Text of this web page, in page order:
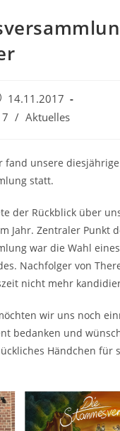
14.11.2017
/ Aktuelles
fand unsere diesjährige
statt.
der Rückblick über
Jahr. Zentraler Punkt
war die Wahl
Nachfolger von
nicht mehr
wir uns noch
bedanken und
Händchen für